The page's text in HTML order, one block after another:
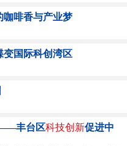
啡香与产业梦
变国际科创湾区
——丰台区科技创新促进中